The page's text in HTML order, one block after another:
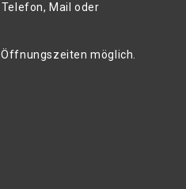
Mail oder
möglich.